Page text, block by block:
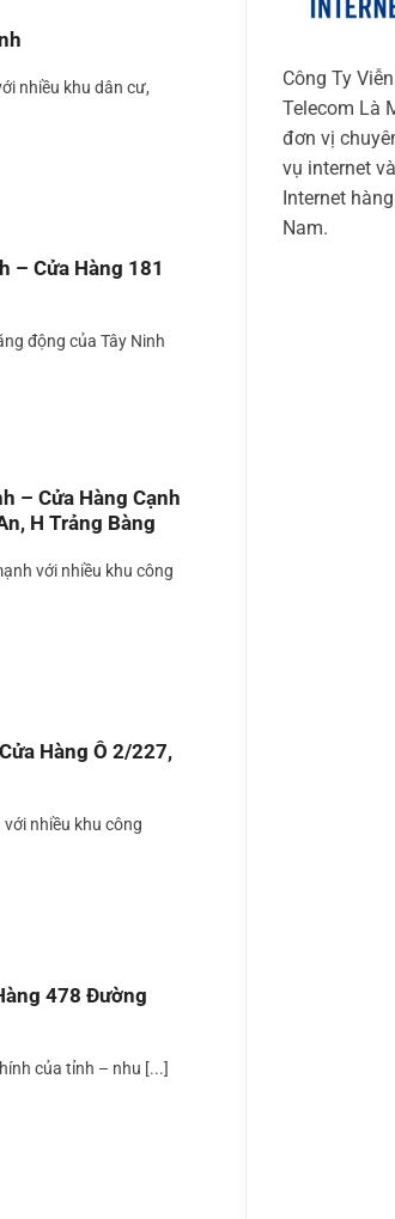
nhiều khu dân cư,
– Cửa Hàng 181
động của Tây Ninh
– Cửa Hàng Cạnh
H Trảng Bàng
với nhiều khu công
Hàng Ô 2/227,
nhiều khu công
478 Đường
của tỉnh – nhu [...]
Công Ty
Telecom Là
đơn vị
vụ internet
Internet
Nam.